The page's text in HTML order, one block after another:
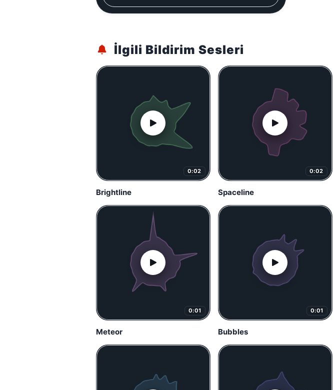
İlgili Bildirim Sesleri
0:02
Brightline
0:02
Spaceline
0:01
Meteor
0:01
Bubbles